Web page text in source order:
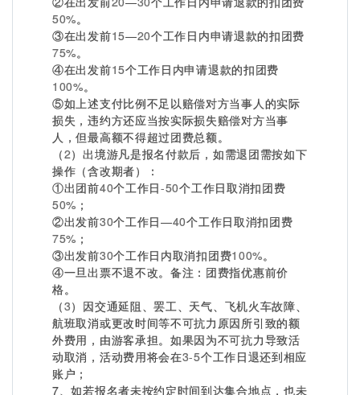
50%。
③在出发前15—20个工作日内申请退款的扣团费
75%。
④在出发前15个工作日内申请退款的扣团费
100%。
⑤如上述支付比例不足以赔偿对方当事人的实际
损失，违约方还应当按实际损失赔偿对方当事
人，但最高额不得超过团费总额。
（2）出境游凡是报名付款后，如需退团需按如下
操作（含改期者）：
①出团前40个工作日-50个工作日取消扣团费
50% ；
②出发前30个工作日—40个工作日取消扣团费
75% ；
③出发前30个工作日内取消扣团费100%。
④一旦出票不退不改。备注：团费指优惠前价
格。
（3）因交通延阻、罢工、天气、飞机火车故障、
航班取消或更改时间等不可抗力原因所引致的额
外费用，由游客承担。如果因为不可抗力导致活
动取消，活动费用将会在3-5个工作日退还到相应
账户；
7、如若报名者未按约定时间到达集合地点，也未